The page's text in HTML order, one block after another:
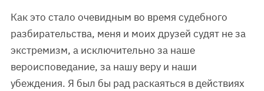
Как это стало очевидным во время судебного
разбирательства, меня и моих друзей судят не за
экстремизм, а исключительно за наше
вероисповедание, за нашу веру и наши
убеждения. Я был бы рад раскаяться в действиях